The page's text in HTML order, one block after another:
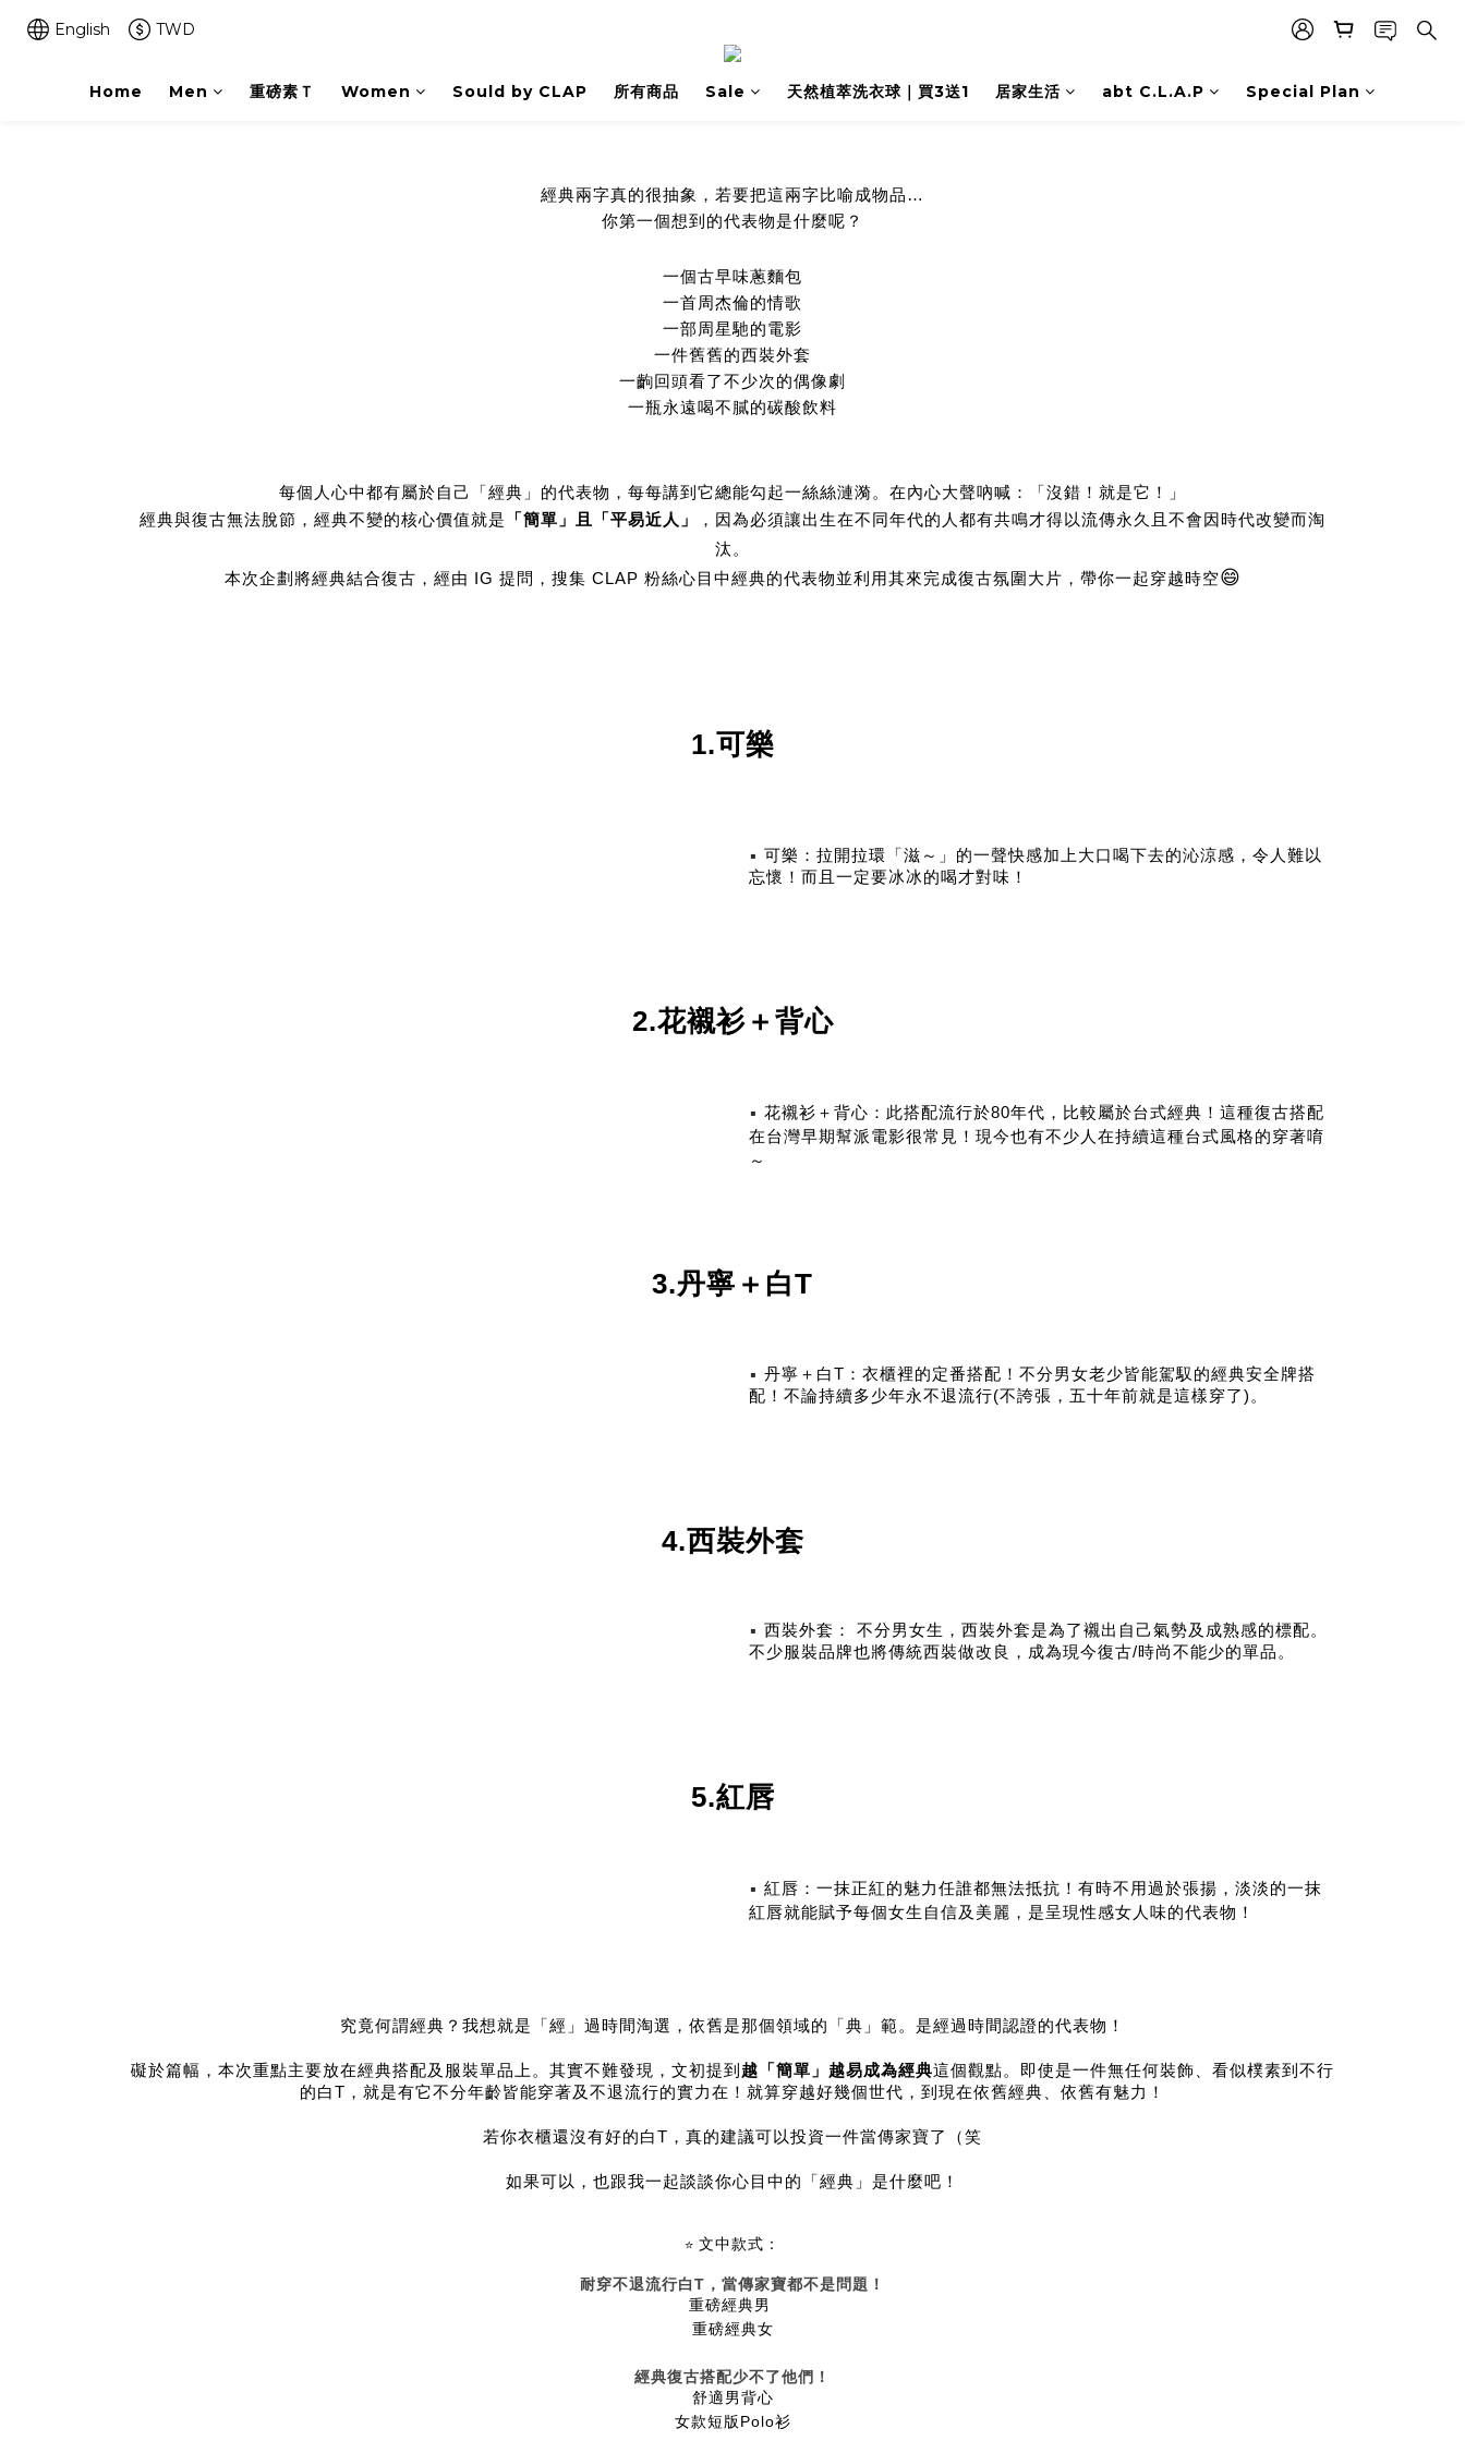
English TWD
Home Men 重磅素Ｔ Women Sould by CLAP 所有商品 Sale 天然植萃洗衣球｜買3送1 居家生活 abt C.L.A.P Special Plan
經典兩字真的很抽象，若要把這兩字比喻成物品…
你第一個想到的代表物是什麼呢？
一個古早味蔥麵包
一首周杰倫的情歌
一部周星馳的電影
一件舊舊的西裝外套
一齣回頭看了不少次的偶像劇
一瓶永遠喝不膩的碳酸飲料
每個人心中都有屬於自己「經典」的代表物，每每講到它總能勾起一絲絲漣漪。在內心大聲吶喊：「沒錯！就是它！」
經典與復古無法脫節，經典不變的核心價值就是
「簡單」且「平易近人」
，因為必須讓出生在不同年代的人都有共鳴才得以流傳永久且不會因時代改變而淘
汰。
本次企劃將經典結合復古，經由 IG 提問，搜集 CLAP 粉絲心目中經典的代表物並利用其來完成復古氛圍大片，帶你一起穿越時空😄
1.可樂
▪ 可樂：拉開拉環「滋～」的一聲快感加上大口喝下去的沁涼感，令人難以
忘懷！而且一定要冰冰的喝才對味！
2.花襯衫＋背心
▪ 花襯衫＋背心：此搭配流行於80年代，比較屬於台式經典！這種復古搭配
在台灣早期幫派電影很常見！現今也有不少人在持續這種台式風格的穿著唷
～
3.丹寧＋白T
▪ 丹寧＋白T：衣櫃裡的定番搭配！不分男女老少皆能駕馭的經典安全牌搭
配！不論持續多少年永不退流行(不誇張，五十年前就是這樣穿了)。
4.西裝外套
▪ 西裝外套： 不分男女生，西裝外套是為了襯出自己氣勢及成熟感的標配。
不少服裝品牌也將傳統西裝做改良，成為現今復古/時尚不能少的單品。
5.紅唇
▪ 紅唇：一抹正紅的魅力任誰都無法抵抗！有時不用過於張揚，淡淡的一抹
紅唇就能賦予每個女生自信及美麗，是呈現性感女人味的代表物！
究竟何謂經典？我想就是「經」過時間淘選，依舊是那個領域的「典」範。是經過時間認證的代表物！
礙於篇幅，本次重點主要放在經典搭配及服裝單品上。其實不難發現，文初提到 越「簡單」越易成為經典這個觀點。即使是一件無任何裝飾、看似樸素到不行
的白T，就是有它不分年齡皆能穿著及不退流行的實力在！就算穿越好幾個世代，到現在依舊經典、依舊有魅力！
若你衣櫃還沒有好的白T，真的建議可以投資一件當傳家寶了（笑
如果可以，也跟我一起談談你心目中的「經典」是什麼吧！
⭐ 文中款式：
耐穿不退流行白T ，當傳家寶都不是問題！
重磅經典男
重磅經典女
經典復古搭配少不了他們！
舒適男背心
女款短版Polo衫